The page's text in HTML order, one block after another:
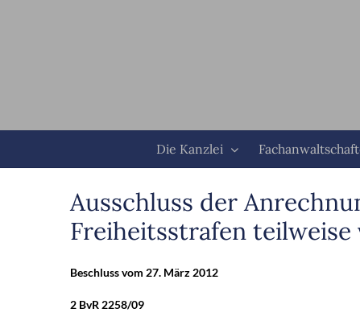
Die Kanzlei
Ausschluss der
Freiheitsstrafen
Beschluss vom 27. März 2012
2 BvR 2258/09